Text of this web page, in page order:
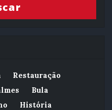
Restauração
Bula
História